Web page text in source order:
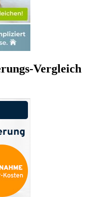
Vergleich